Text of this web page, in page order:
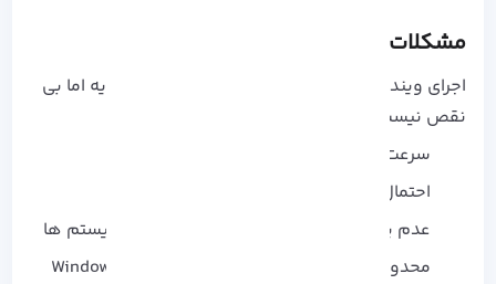
مشکلات و محدودیت‌ ها
اجرای ویندوز از روی USB درسته که راحت و کاربردیه اما بی‌
نقص نیست:
سرعت پایین‌ تر نسبت به SSD یا HDD
احتمال خرابی USB در استفاده‌ طولانی
عدم پشتیبانی از برخی درایورها در بعضی سیستم‌ ها
محدودیت در آپدیت‌ ها برای نسخه‌ های Windows To